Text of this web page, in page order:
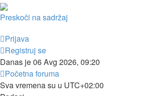
Preskoči na sadržaj
Prijava
Registruj se
Danas je 06 Avg 2026, 09:20
Početna foruma
Sva vremena su u UTC+02:00